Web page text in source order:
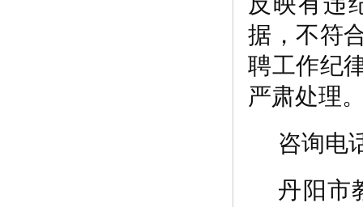
据，不符
聘工作纪
严肃处理
咨询电
丹阳市